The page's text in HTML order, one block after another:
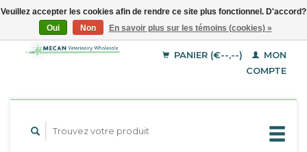
EUR
USD
Français
English
PANIER (€--,--)
MON
COMPTE
Veuillez accepter les cookies afin de rendre ce site plus fonctionnel. D'accord?
Oui
Non En savoir plus sur les témoins (cookies) »